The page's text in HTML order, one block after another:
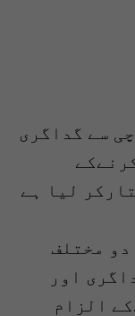
سے گداگری
دو مختلف
اور
الزام